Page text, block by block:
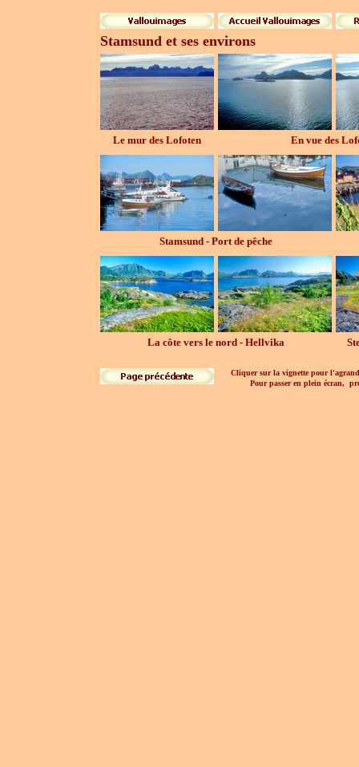
Stamsund et ses environs
Le mur des Lofoten En vue des
Stamsund - Port de pêche
La côte vers le nord - Hellvika
Cliquer sur la vignette pour
Pour passer en plein écran,